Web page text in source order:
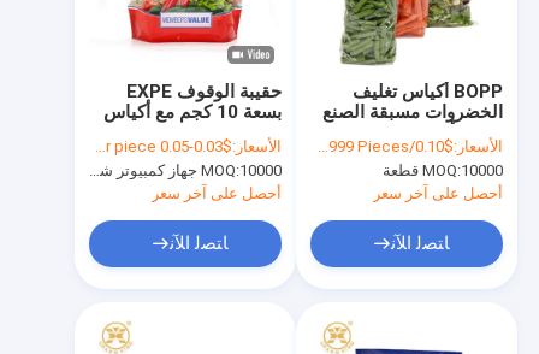
حقيبة الوقوف EXPE
بسعة 10 كجم مع أكياس
قابلة للغلق بسحاب
للفواكه
الأسعار:$0.03-0.05 per piece
MOQ:10000 جهاز كمبيوتر شخصى
أحصل على آخر سعر
ﺎﺘﺼﻟ ﺍﻶﻧ
BOPP أكياس تغليف
الخضروات مسبقة الصنع
الجانبية مجمعة الوقوف
الحقيبة
الأسعار:$0.10/Pieces 10000-99999 Pieces
MOQ:10000 قطعة
أحصل على آخر سعر
ﺎﺘﺼﻟ ﺍﻶﻧ